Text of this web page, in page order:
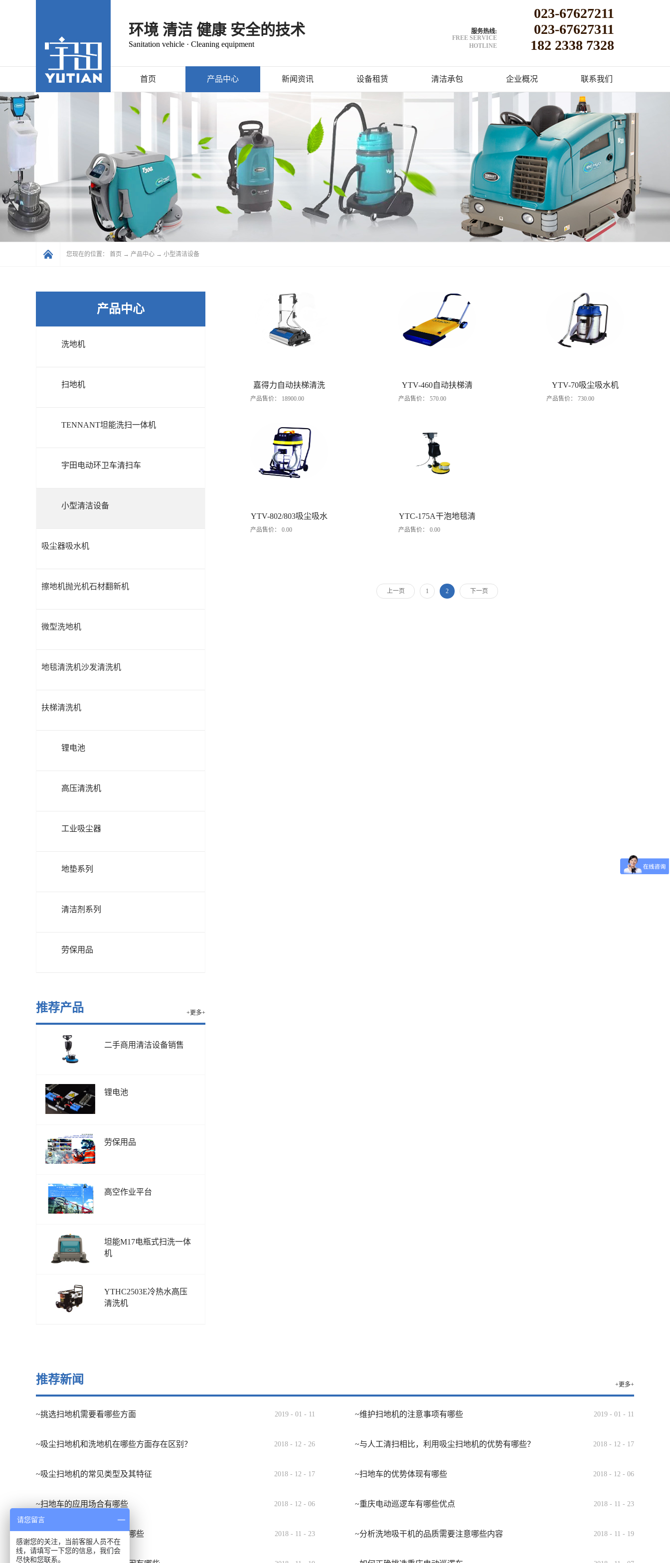
环境 清洁 健康 安全的技术
Sanitation vehicle · Cleaning equipment
服务热线:
FREE SERVICE
HOTLINE
023-67627211
023-67627311
182 2338 7328
首页 产品中心 新闻资讯 设备租赁 清洁承包 企业概况 联系我们
您现在的位置： 首页 → 产品中心 → 小型清洁设备
产品中心
洗地机
扫地机
TENNANT坦能洗扫一体机
宇田电动环卫车清扫车
小型清洁设备
吸尘器吸水机
擦地机抛光机石材翻新机
微型洗地机
地毯清洗机沙发清洗机
扶梯清洗机
锂电池
高压清洗机
工业吸尘器
地垫系列
清洁剂系列
劳保用品
推荐产品 +更多+
二手商用清洁设备销售
锂电池
劳保用品
高空作业平台
坦能M17电瓶式扫洗一体
机
YTHC2503E冷热水高压
清洗机
嘉得力自动扶梯清洗
机
产品售价： 18900.00
YTV-460自动扶梯清
洗机
产品售价： 570.00
YTV-70吸尘吸水机
产品售价： 730.00
YTV-802/803吸尘吸水
机
产品售价： 0.00
YTC-175A干泡地毯清
洗机
产品售价： 0.00
上一页 1 2 下一页
推荐新闻 +更多+
~挑选扫地机需要看哪些方面 2019 - 01 - 11 ~维护扫地机的注意事项有哪些 2019 - 01 - 11
~吸尘扫地机和洗地机在哪些方面存在区别？ 2018 - 12 - 26 ~与人工清扫相比，利用吸尘扫地机的优势有哪些？ 2018 - 12 - 17
~吸尘扫地机的常见类型及其特征 2018 - 12 - 17 ~扫地车的优势体现有哪些 2018 - 12 - 06
~扫地车的应用场合有哪些 2018 - 12 - 06 ~重庆电动巡逻车有哪些优点 2018 - 11 - 23
~洗地吸干机的发展趋势有哪些 2018 - 11 - 23 ~分析洗地吸干机的品质需要注意哪些内容 2018 - 11 - 19
请您留言
感谢您的关注，当前客服人员不在
线，请填写一下您的信息，我们会
尽快和您联系。